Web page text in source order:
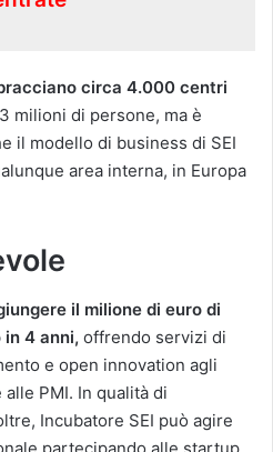
circa 4.000 centri
milioni di persone, ma è
il modello di business di SEI
area interna, in Europa
il milione di euro di
4 anni, offrendo servizi di
e open innovation agli
PMI. In qualità di
Incubatore SEI può agire